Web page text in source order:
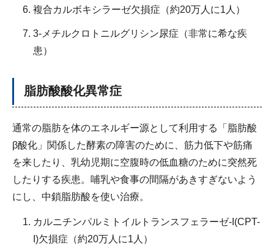
複合カルボキシラーゼ欠損症（約20万人に1人）
3-メチルクロトニルグリシン尿症（非常に希な疾
患）
脂肪酸酸化異常症
通常の脂肪を体のエネルギー源として利用する「脂肪酸
β酸化」関係した酵素の障害のために、筋力低下や筋痛
を来したり、乳幼児期に空腹時の低血糖のために突然死
したりする疾患。哺乳や食事の間隔があきすぎないよう
にし、中鎖脂肪酸を使い治療。
カルニチンパルミトイルトランスフェラーゼ-I(CPT-
I)欠損症（約20万人に1人）